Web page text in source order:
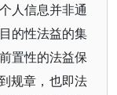
人信息并非通
的性法益的集
置性的法益保
规章，也即法